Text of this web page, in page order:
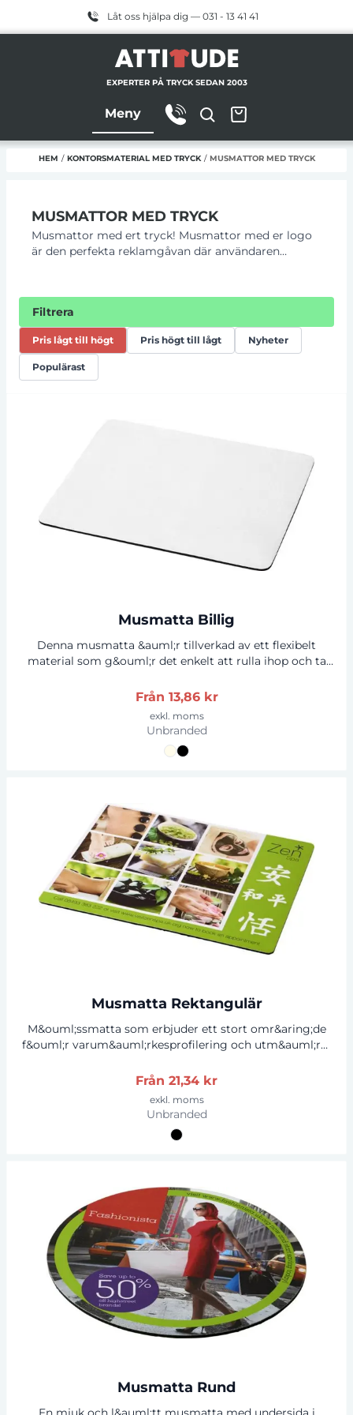
Låt oss hjälpa dig — 031 - 13 41 41
EXPERTER PÅ TRYCK SEDAN 2003
Meny
HEM / KONTORSMATERIAL MED TRYCK / MUSMATTOR MED TRYCK
MUSMATTOR MED TRYCK
Musmattor med ert tryck! Musmattor med er logo
är den perfekta reklamgåvan där användaren
kostnadseffektiv budskap med lång livslängd.
Musmattor lämpar sig även väldigt bra för att
skickas ut tillsammans med reklamerbjudande med
posten då de är lätta och ryms i ett vanligt kuvert.
Filtrera
Pris lågt till högt Pris högt till lågt Nyheter
Populärast
Musmatta Billig
Denna musmatta &auml;r tillverkad av ett flexibelt
material som g&ouml;r det enkelt att rulla ihop och ta
v&auml;skor. Den har en texturerad yta som ger bra
precision och kontroll f&ouml;r din muspekare, vilket
g&ouml;r den perfekt f&ouml;r b&aring;de arbete och
placera och anpassa den efter din arbetsplats.
Från 13,86 kr
exkl. moms
Unbranded
Musmatta Rektangulär
M&ouml;ssmatta som erbjuder ett stort omr&aring;de
f&ouml;r varum&auml;rkesprofilering och utm&auml;rkt
skumbas. Tillverkad av EVA-skum och laminerat papper.
Från 21,34 kr
exkl. moms
Unbranded
Musmatta Rund